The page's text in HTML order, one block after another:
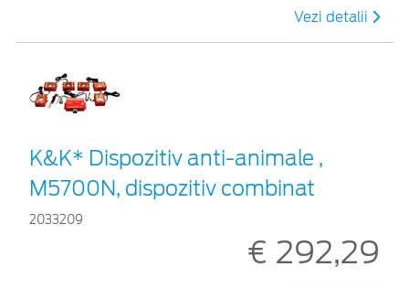
Vezi detalii
K&K* Dispozitiv anti-animale ,
M5700N, dispozitiv combinat
2033209
€ 292,29